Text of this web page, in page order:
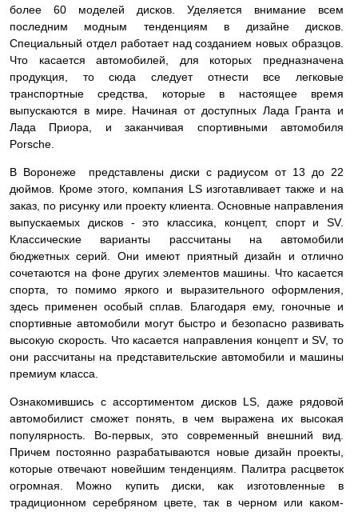
более 60 моделей дисков. Уделяется внимание всем
последним модным тенденциям в дизайне дисков.
Специальный отдел работает над созданием новых образцов.
Что касается автомобилей, для которых предназначена
продукция, то сюда следует отнести все легковые
транспортные средства, которые в настоящее время
выпускаются в мире. Начиная от доступных Лада Гранта и
Лада Приора, и заканчивая спортивными автомобиля
Porsche.
В Воронеже представлены диски с радиусом от 13 до 22
дюймов. Кроме этого, компания LS изготавливает также и на
заказ, по рисунку или проекту клиента. Основные направления
выпускаемых дисков - это классика, концепт, спорт и SV.
Классические варианты рассчитаны на автомобили
бюджетных серий. Они имеют приятный дизайн и отлично
сочетаются на фоне других элементов машины. Что касается
спорта, то помимо яркого и выразительного оформления,
здесь применен особый сплав. Благодаря ему, гоночные и
спортивные автомобили могут быстро и безопасно развивать
высокую скорость. Что касается направления концепт и SV, то
они рассчитаны на представительские автомобили и машины
премиум класса.
Ознакомившись с ассортиментом дисков LS, даже рядовой
автомобилист сможет понять, в чем выражена их высокая
популярность. Во-первых, это современный внешний вид.
Причем постоянно разрабатываются новые дизайн проекты,
которые отвечают новейшим тенденциям. Палитра расцветок
огромная. Можно купить диски, как изготовленные в
традиционном серебряном цвете, так в черном или каком-